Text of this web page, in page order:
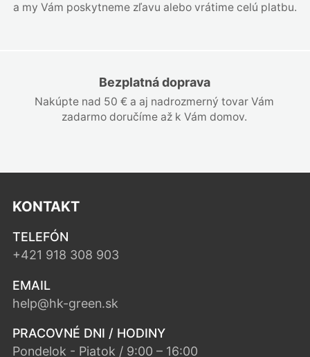
a my Vám poskytneme zľavu alebo vrátime celú platbu.
Bezplatná doprava
Nakúpte nad 50 € a aj nadrozmerný tovar Vám
zadarmo doručíme až k Vám domov.
KONTAKT
TELEFÓN
+421 918 308 903
EMAIL
help@hk-green.sk
PRACOVNÉ DNI / HODINY
Pondelok - Piatok / 9:00 – 16:00